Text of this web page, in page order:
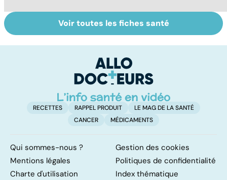
Tout savoir sur
les infections
Inflammation des
amygdales : que
d'angine ?
Voir toutes les fiches santé
RECETTES RAPPEL PRODUIT
LE MAG DE LA SANTÉ
CANCER
MÉDICAMENTS
Qui sommes-nous ?
Gestion des cookies
Mentions légales
Politiques de confidentialité
Charte d'utilisation
Index thématique